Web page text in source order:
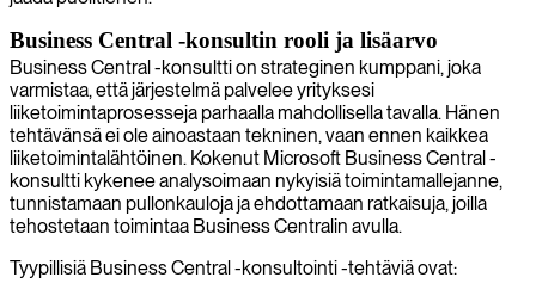
Business Central -konsultin rooli ja lisäarvo
Business Central -konsultti on strateginen kumppani, joka
varmistaa, että järjestelmä palvelee yrityksesi
liiketoimintaprosesseja parhaalla mahdollisella tavalla. Hänen
tehtävänsä ei ole ainoastaan tekninen, vaan ennen kaikkea
liiketoimintalähtöinen. Kokenut Microsoft Business Central -
konsultti kykenee analysoimaan nykyisiä toimintamallejanne,
tunnistamaan pullonkauloja ja ehdottamaan ratkaisuja, joilla
tehostetaan toimintaa Business Centralin avulla.
Tyypillisiä Business Central -konsultointi -tehtäviä ovat: